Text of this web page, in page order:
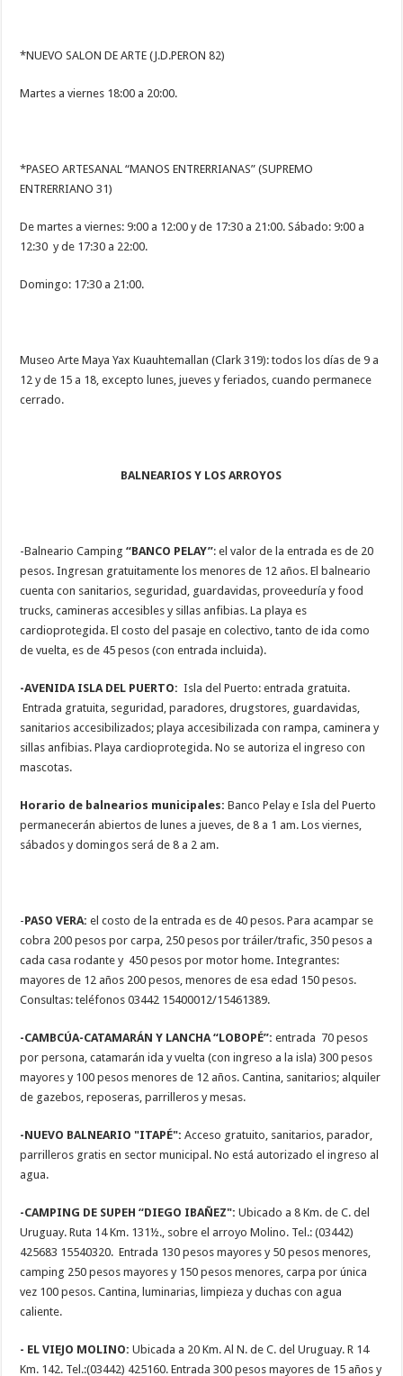
*NUEVO SALON DE ARTE (J.D.PERON 82)
Martes a viernes 18:00 a 20:00.
*PASEO ARTESANAL “MANOS ENTRERRIANAS” (SUPREMO
ENTRERRIANO 31)
De martes a viernes: 9:00 a 12:00 y de 17:30 a 21:00. Sábado: 9:00 a
12:30 y de 17:30 a 22:00.
Domingo: 17:30 a 21:00.
Museo Arte Maya Yax Kuauhtemallan (Clark 319): todos los días de 9 a
12 y de 15 a 18, excepto lunes, jueves y feriados, cuando permanece
cerrado.
BALNEARIOS Y LOS ARROYOS
-Balneario Camping“BANCO PELAY”: el valor de la entrada es de 20
pesos. Ingresan gratuitamente los menores de 12 años. El balneario
cuenta con sanitarios, seguridad, guardavidas, proveeduría y food
trucks, camineras accesibles y sillas anfibias. La playa es
cardioprotegida. El costo del pasaje en colectivo, tanto de ida como
de vuelta, es de 45 pesos (con entrada incluida).
-AVENIDA ISLA DEL PUERTO:Isla del Puerto: entrada gratuita.
Entrada gratuita, seguridad, paradores, drugstores, guardavidas,
sanitarios accesibilizados; playa accesibilizada con rampa, caminera y
sillas anfibias. Playa cardioprotegida. No se autoriza el ingreso con
mascotas.
Horario de balnearios municipales: Banco Pelay e Isla del Puerto
permanecerán abiertos de lunes a jueves, de 8 a 1 am. Los viernes,
sábados y domingos será de 8 a 2 am.
-PASO VERA:el costo de la entrada es de 40 pesos. Para acampar se
cobra 200 pesos por carpa, 250 pesos por tráiler/trafic, 350 pesos a
cada casa rodante y 450 pesos por motor home. Integrantes:
mayores de 12 años 200 pesos, menores de esa edad 150 pesos.
Consultas: teléfonos 03442 15400012/15461389.
-CAMBCÚA-CATAMARÁN Y LANCHA “LOBOPÉ”: entrada 70 pesos
por persona, catamarán ida y vuelta (con ingreso a la isla) 300 pesos
mayores y 100 pesos menores de 12 años. Cantina, sanitarios; alquiler
de gazebos, reposeras, parrilleros y mesas.
-NUEVO BALNEARIO "ITAPÉ": Acceso gratuito, sanitarios, parador,
parrilleros gratis en sector municipal. No está autorizado el ingreso al
agua.
-CAMPING DE SUPEH “DIEGO IBAÑEZ": Ubicado a 8 Km. de C. del
Uruguay. Ruta 14 Km. 131½., sobre el arroyo Molino. Tel.: (03442)
425683 15540320. Entrada 130 pesos mayores y 50 pesos menores,
camping 250 pesos mayores y 150 pesos menores, carpa por única
vez 100 pesos. Cantina, luminarias, limpieza y duchas con agua
caliente.
- EL VIEJO MOLINO: Ubicada a 20 Km. Al N. de C. del Uruguay. R 14
Km. 142. Tel.:(03442) 425160. Entrada 300 pesos mayores de 15 años y